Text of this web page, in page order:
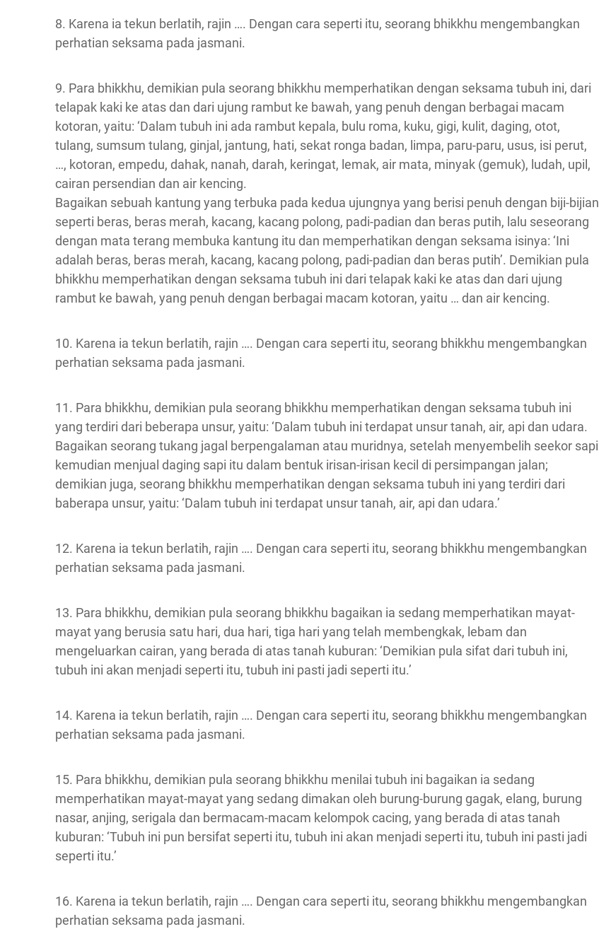
8. Karena ia tekun berlatih, rajin …. Dengan cara seperti itu, seorang bhikkhu mengembangkan
perhatian seksama pada jasmani.
9. Para bhikkhu, demikian pula seorang bhikkhu memperhatikan dengan seksama tubuh ini, dari
telapak kaki ke atas dan dari ujung rambut ke bawah, yang penuh dengan berbagai macam
kotoran, yaitu: ‘Dalam tubuh ini ada rambut kepala, bulu roma, kuku, gigi, kulit, daging, otot,
tulang, sumsum tulang, ginjal, jantung, hati, sekat ronga badan, limpa, paru-paru, usus, isi perut,
…, kotoran, empedu, dahak, nanah, darah, keringat, lemak, air mata, minyak (gemuk), ludah, upil,
cairan persendian dan air kencing.
Bagaikan sebuah kantung yang terbuka pada kedua ujungnya yang berisi penuh dengan biji-bijian
seperti beras, beras merah, kacang, kacang polong, padi-padian dan beras putih, lalu seseorang
dengan mata terang membuka kantung itu dan memperhatikan dengan seksama isinya: ‘Ini
adalah beras, beras merah, kacang, kacang polong, padi-padian dan beras putih’. Demikian pula
bhikkhu memperhatikan dengan seksama tubuh ini dari telapak kaki ke atas dan dari ujung
rambut ke bawah, yang penuh dengan berbagai macam kotoran, yaitu … dan air kencing.
10. Karena ia tekun berlatih, rajin …. Dengan cara seperti itu, seorang bhikkhu mengembangkan
perhatian seksama pada jasmani.
11. Para bhikkhu, demikian pula seorang bhikkhu memperhatikan dengan seksama tubuh ini
yang terdiri dari beberapa unsur, yaitu: ‘Dalam tubuh ini terdapat unsur tanah, air, api dan udara.
Bagaikan seorang tukang jagal berpengalaman atau muridnya, setelah menyembelih seekor sapi
kemudian menjual daging sapi itu dalam bentuk irisan-irisan kecil di persimpangan jalan;
demikian juga, seorang bhikkhu memperhatikan dengan seksama tubuh ini yang terdiri dari
baberapa unsur, yaitu: ‘Dalam tubuh ini terdapat unsur tanah, air, api dan udara.’
12. Karena ia tekun berlatih, rajin …. Dengan cara seperti itu, seorang bhikkhu mengembangkan
perhatian seksama pada jasmani.
13. Para bhikkhu, demikian pula seorang bhikkhu bagaikan ia sedang memperhatikan mayat-
mayat yang berusia satu hari, dua hari, tiga hari yang telah membengkak, lebam dan
mengeluarkan cairan, yang berada di atas tanah kuburan: ‘Demikian pula sifat dari tubuh ini,
tubuh ini akan menjadi seperti itu, tubuh ini pasti jadi seperti itu.’
14. Karena ia tekun berlatih, rajin …. Dengan cara seperti itu, seorang bhikkhu mengembangkan
perhatian seksama pada jasmani.
15. Para bhikkhu, demikian pula seorang bhikkhu menilai tubuh ini bagaikan ia sedang
memperhatikan mayat-mayat yang sedang dimakan oleh burung-burung gagak, elang, burung
nasar, anjing, serigala dan bermacam-macam kelompok cacing, yang berada di atas tanah
kuburan: ‘Tubuh ini pun bersifat seperti itu, tubuh ini akan menjadi seperti itu, tubuh ini pasti jadi
seperti itu.’
16. Karena ia tekun berlatih, rajin …. Dengan cara seperti itu, seorang bhikkhu mengembangkan
perhatian seksama pada jasmani.